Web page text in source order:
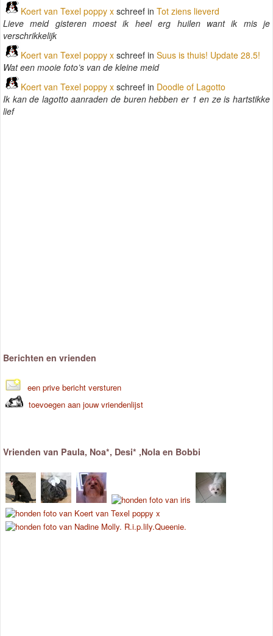
Koert van Texel poppy x schreef in Tot ziens lieverd
Lieve meid gisteren moest ik heel erg huilen want ik mis je
verschrikkelijk
Koert van Texel poppy x schreef in Suus is thuis! Update 28.5!
Wat een mooie foto’s van de kleine meid
Koert van Texel poppy x schreef in Doodle of Lagotto
Ik kan de lagotto aanraden de buren hebben er 1 en ze is hartstikke
lief
Berichten en vrienden
een prive bericht versturen
toevoegen aan jouw vriendenlijst
Vrienden van Paula, Noa*, Desi* ,Nola en Bobbi